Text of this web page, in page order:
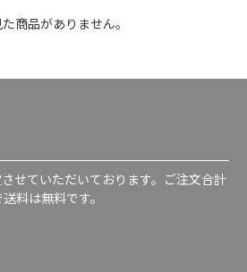
商品がありません。
せていただいております。ご注文合計
料は無料です。